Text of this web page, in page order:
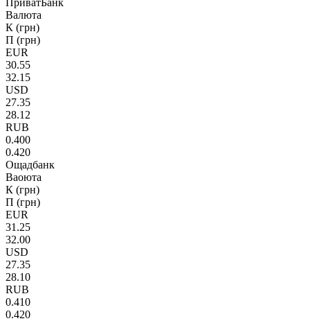
Валюта
К (грн)
П (грн)
EUR
30.55
32.15
USD
27.35
28.12
RUB
0.400
0.420
Ощадбанк
Ваоюта
К (грн)
П (грн)
EUR
31.25
32.00
USD
27.35
28.10
RUB
0.410
0.420